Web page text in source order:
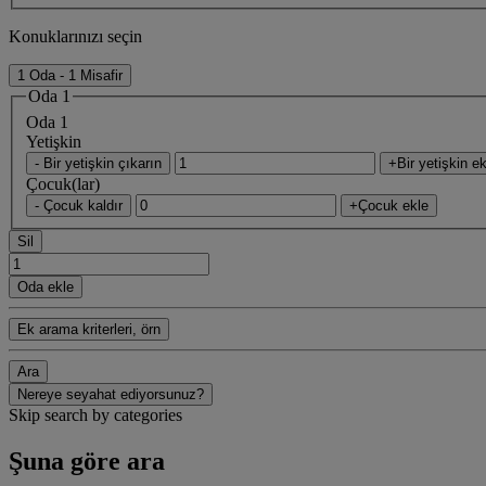
Konuklarınızı seçin
1 Oda - 1 Misafir
Oda 1
Oda 1
Yetişkin
- Bir yetişkin çıkarın +Bir yetişkin
Çocuk(lar)
- Çocuk kaldır +Çocuk ekle
Sil
Oda ekle
Ek arama kriterleri, örn
Ara
Nereye seyahat ediyorsunuz?
Skip search by categories
Şuna göre ara